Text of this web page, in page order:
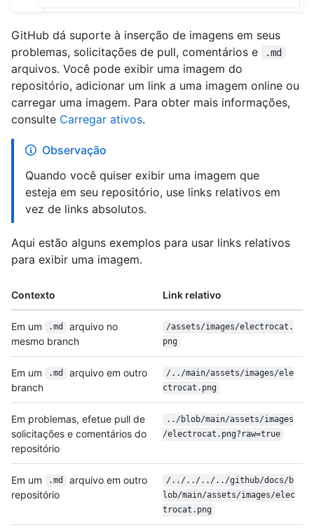
GitHub dá suporte à inserção de imagens em seus
problemas, solicitações de pull, comentários e
.md
arquivos. Você pode exibir uma imagem do
repositório, adicionar um link a uma imagem online ou
carregar uma imagem. Para obter mais informações,
consulte Carregar ativos.
Observação
Quando você quiser exibir uma imagem que
esteja em seu repositório, use links relativos em
vez de links absolutos.
Aqui estão alguns exemplos para usar links relativos
para exibir uma imagem.
Contexto Link relativo
Em um .md
arquivo no
mesmo branch
/assets/images/electrocat.
png
Em um .md
arquivo em outro
branch
/../main/assets/images/ele
ctrocat.png
Em problemas, efetue pull de
solicitações e comentários do
repositório
../blob/main/assets/images
/electrocat.png?raw=true
Em um .md
arquivo em outro
repositório
/../../../../github/docs/b
lob/main/assets/images/elec
trocat.png